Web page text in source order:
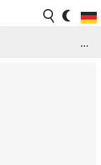
...